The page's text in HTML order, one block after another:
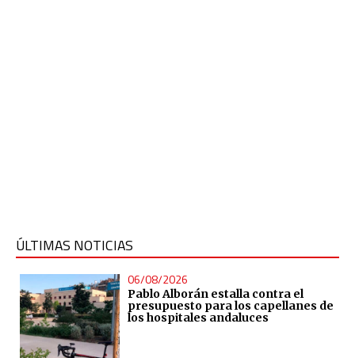
ÚLTIMAS NOTICIAS
06/08/2026
Pablo Alborán estalla contra el
presupuesto para los capellanes de
los hospitales andaluces